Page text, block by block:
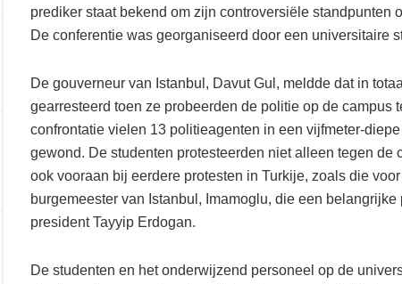
prediker staat bekend om zijn controversiële standpunten
De conferentie was georganiseerd door een universitaire
De gouverneur van Istanbul, Davut Gul, meldde dat in
gearresteerd toen ze probeerden de politie op de campus
confrontatie vielen 13 politieagenten in een vijfmeter-
gewond. De studenten protesteerden niet alleen tegen de
ook vooraan bij eerdere protesten in Turkije, zoals die
burgemeester van Istanbul, Imamoglu, die een
president Tayyip Erdogan.
De studenten en het onderwijzend personeel op de